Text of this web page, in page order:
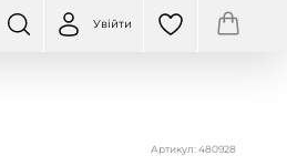
Увійти
Артикул: 480928